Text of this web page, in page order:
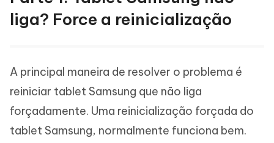
liga? Force a reinicialização
A principal maneira de resolver o problema é
reiniciar tablet Samsung que não liga
forçadamente. Uma reinicialização forçada do
tablet Samsung, normalmente funciona bem.